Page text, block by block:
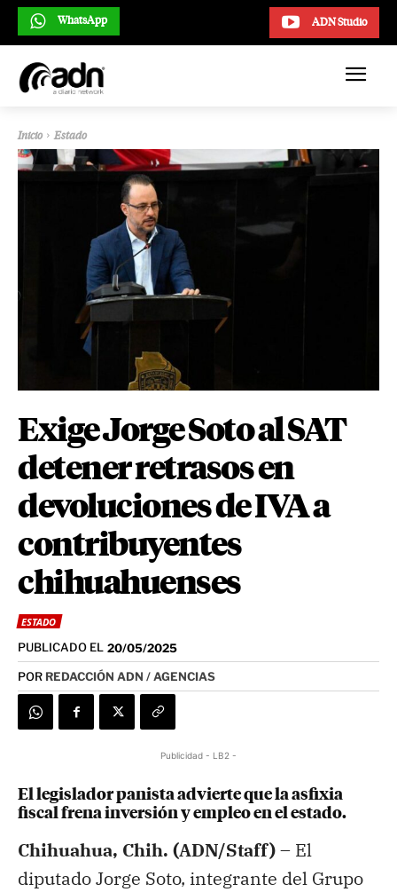
ADN Studio
WhatsApp
Inicio Estado
Exige Jorge Soto al SAT
detener retrasos en
devoluciones de IVA a
contribuyentes
chihuahuenses
ESTADO
PUBLICADO EL 20/05/2025
POR REDACCIÓN ADN / AGENCIAS
Publicidad - LB2 -
El legislador panista advierte que la asfixia
fiscal frena inversión y empleo en el estado.
Chihuahua, Chih. (ADN/Staff) – El
diputado Jorge Soto, integrante del Grupo